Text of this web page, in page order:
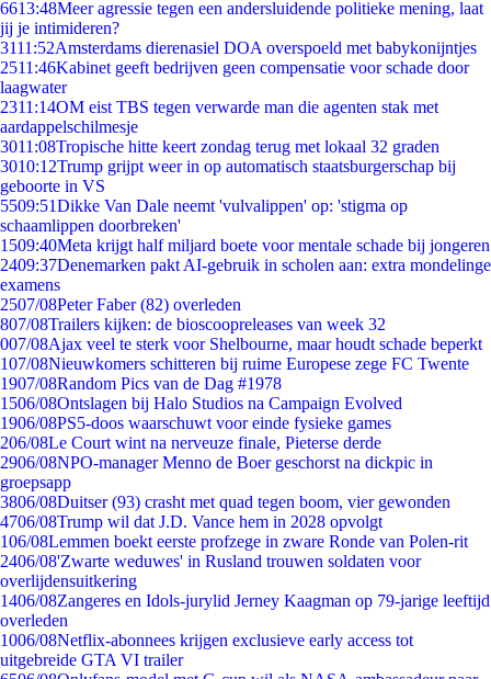
6613:48Meer agressie tegen een andersluidende politieke mening, laat
jij je intimideren?
3111:52Amsterdams dierenasiel DOA overspoeld met babykonijntjes
2511:46Kabinet geeft bedrijven geen compensatie voor schade door
laagwater
2311:14OM eist TBS tegen verwarde man die agenten stak met
aardappelschilmesje
3011:08Tropische hitte keert zondag terug met lokaal 32 graden
3010:12Trump grijpt weer in op automatisch staatsburgerschap bij
geboorte in VS
5509:51Dikke Van Dale neemt 'vulvalippen' op: 'stigma op
schaamlippen doorbreken'
1509:40Meta krijgt half miljard boete voor mentale schade bij jongeren
2409:37Denemarken pakt AI-gebruik in scholen aan: extra mondelinge
examens
2507/08Peter Faber (82) overleden
807/08Trailers kijken: de bioscoopreleases van week 32
007/08Ajax veel te sterk voor Shelbourne, maar houdt schade beperkt
107/08Nieuwkomers schitteren bij ruime Europese zege FC Twente
1907/08Random Pics van de Dag #1978
1506/08Ontslagen bij Halo Studios na Campaign Evolved
1906/08PS5-doos waarschuwt voor einde fysieke games
206/08Le Court wint na nerveuze finale, Pieterse derde
2906/08NPO-manager Menno de Boer geschorst na dickpic in
groepsapp
3806/08Duitser (93) crasht met quad tegen boom, vier gewonden
4706/08Trump wil dat J.D. Vance hem in 2028 opvolgt
106/08Lemmen boekt eerste profzege in zware Ronde van Polen-rit
2406/08'Zwarte weduwes' in Rusland trouwen soldaten voor
overlijdensuitkering
1406/08Zangeres en Idols-jurylid Jerney Kaagman op 79-jarige leeftijd
overleden
1006/08Netflix-abonnees krijgen exclusieve early access tot
uitgebreide GTA VI trailer